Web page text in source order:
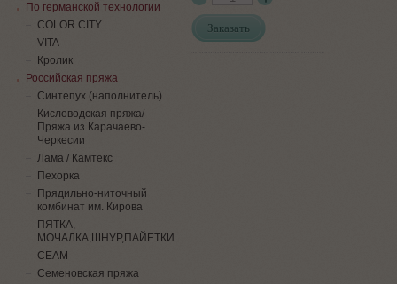
Заказать
По германской технологии
COLOR CITY
VITA
Кролик
Российская пряжа
Синтепух (наполнитель)
Кисловодская пряжа/
Пряжа из Карачаево-
Черкесии
Лама / Камтекс
Пехорка
Прядильно-ниточный
комбинат им. Кирова
ПЯТКА,
МОЧАЛКА,ШНУР,ПАЙЕТКИ
СЕАМ
Семеновская пряжа